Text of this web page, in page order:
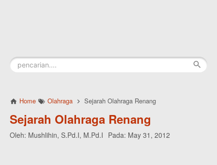
Home Olahraga Sejarah Olahraga Renang
Sejarah Olahraga Renang
Oleh: Mushlihin, S.Pd.I, M.Pd.I Pada: May 31, 2012